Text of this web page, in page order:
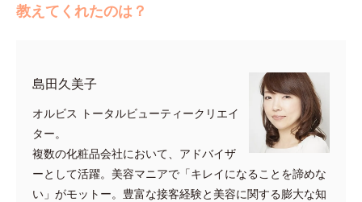
教えてくれたのは？
島田久美子
オルビス トータルビューティークリエイ
ター。
複数の化粧品会社において、アドバイザ
ーとして活躍。美容マニアで「キレイになることを諦めな
い」がモットー。豊富な接客経験と美容に関する膨大な知